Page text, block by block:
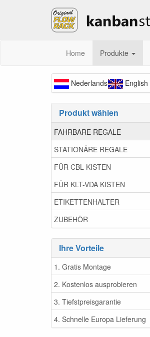
Home Produkte
Nederlands English
Produkt wählen
FAHRBARE REGALE
STATIONÄRE REGALE
FÜR CBL KISTEN
FÜR KLT-VDA KISTEN
ETIKETTENHALTER
ZUBEHÖR
Ihre Vorteile
1. Gratis Montage
2. Kostenlos ausprobieren
3. Tiefstpreisgarantie
4. Schnelle Europa Lieferung